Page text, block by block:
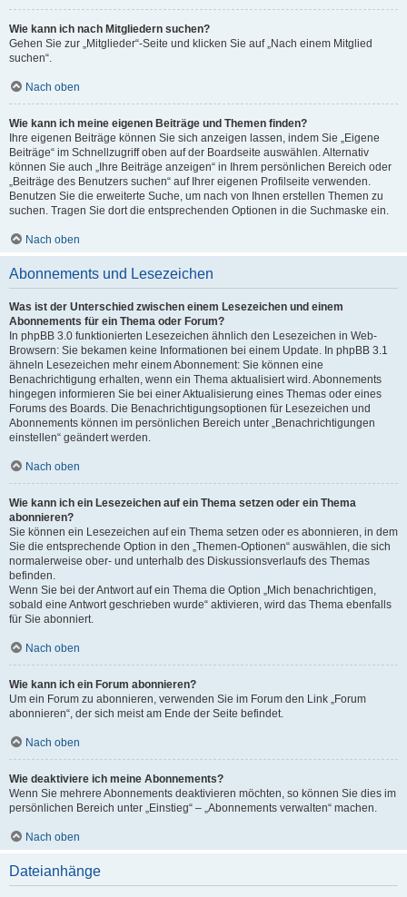
Wie kann ich nach Mitgliedern suchen?
Gehen Sie zur „Mitglieder“-Seite und klicken Sie auf „Nach einem Mitglied
suchen“.
Nach oben
Wie kann ich meine eigenen Beiträge und Themen finden?
Ihre eigenen Beiträge können Sie sich anzeigen lassen, indem Sie „Eigene
Beiträge“ im Schnellzugriff oben auf der Boardseite auswählen. Alternativ
können Sie auch „Ihre Beiträge anzeigen“ in Ihrem persönlichen Bereich oder
„Beiträge des Benutzers suchen“ auf Ihrer eigenen Profilseite verwenden.
Benutzen Sie die erweiterte Suche, um nach von Ihnen erstellen Themen zu
suchen. Tragen Sie dort die entsprechenden Optionen in die Suchmaske ein.
Nach oben
Abonnements und Lesezeichen
Was ist der Unterschied zwischen einem Lesezeichen und einem
Abonnements für ein Thema oder Forum?
In phpBB 3.0 funktionierten Lesezeichen ähnlich den Lesezeichen in Web-
Browsern: Sie bekamen keine Informationen bei einem Update. In phpBB 3.1
ähneln Lesezeichen mehr einem Abonnement: Sie können eine
Benachrichtigung erhalten, wenn ein Thema aktualisiert wird. Abonnements
hingegen informieren Sie bei einer Aktualisierung eines Themas oder eines
Forums des Boards. Die Benachrichtigungsoptionen für Lesezeichen und
Abonnements können im persönlichen Bereich unter „Benachrichtigungen
einstellen“ geändert werden.
Nach oben
Wie kann ich ein Lesezeichen auf ein Thema setzen oder ein Thema
abonnieren?
Sie können ein Lesezeichen auf ein Thema setzen oder es abonnieren, in dem
Sie die entsprechende Option in den „Themen-Optionen“ auswählen, die sich
normalerweise ober- und unterhalb des Diskussionsverlaufs des Themas
befinden.
Wenn Sie bei der Antwort auf ein Thema die Option „Mich benachrichtigen,
sobald eine Antwort geschrieben wurde“ aktivieren, wird das Thema ebenfalls
für Sie abonniert.
Nach oben
Wie kann ich ein Forum abonnieren?
Um ein Forum zu abonnieren, verwenden Sie im Forum den Link „Forum
abonnieren“, der sich meist am Ende der Seite befindet.
Nach oben
Wie deaktiviere ich meine Abonnements?
Wenn Sie mehrere Abonnements deaktivieren möchten, so können Sie dies im
persönlichen Bereich unter „Einstieg“ – „Abonnements verwalten“ machen.
Nach oben
Dateianhänge